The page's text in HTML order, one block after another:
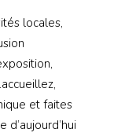
locales,
et faites
d’aujourd’hui